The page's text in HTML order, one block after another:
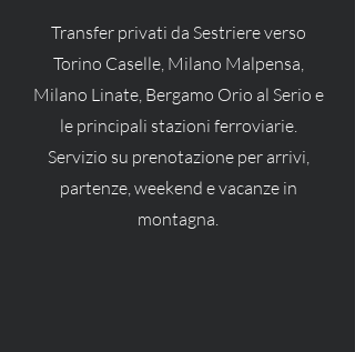
Transfer privati da Sestriere verso
Torino Caselle, Milano Malpensa,
Milano Linate, Bergamo Orio al Serio e
le principali stazioni ferroviarie.
Servizio su prenotazione per arrivi,
partenze, weekend e vacanze in
montagna.